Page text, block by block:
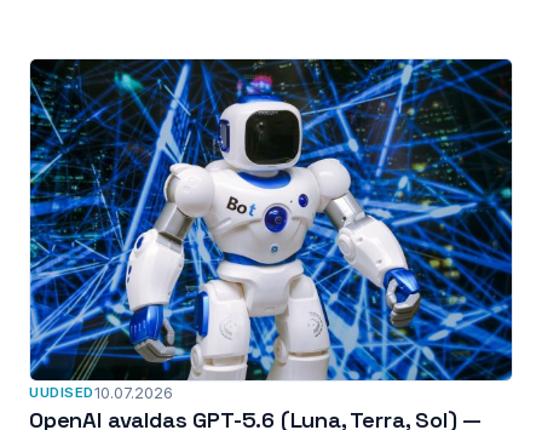
UUDISED10.07.2026
OpenAI avaldas GPT-5.6 (Luna, Terra, Sol) —